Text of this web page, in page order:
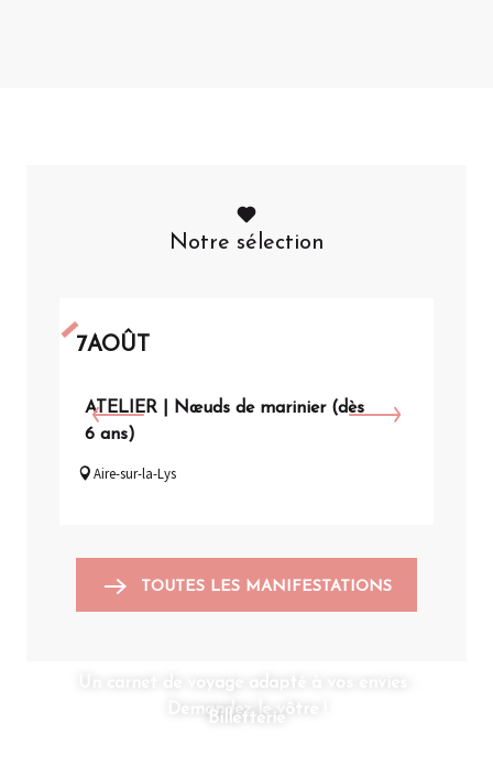
Notre sélection
7AOÛT
ATELIER | Nœuds de marinier (dès
6 ans)
Aire-sur-la-Lys
TOUTES LES MANIFESTATIONS
Un carnet de voyage adapté à vos envies :
Demandez le vôtre !
Billetterie